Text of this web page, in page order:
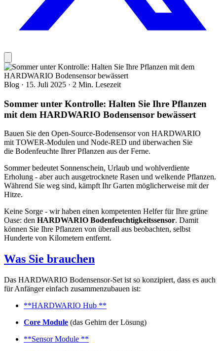
Blog · 15. Juli 2025 · 2 Min. Lesezeit
Sommer unter Kontrolle: Halten Sie Ihre Pflanzen
mit dem HARDWARIO Bodensensor bewässert
Bauen Sie den Open-Source-Bodensensor von HARDWARIO
mit TOWER-Modulen und Node-RED und überwachen Sie
die Bodenfeuchte Ihrer Pflanzen aus der Ferne.
Sommer bedeutet Sonnenschein, Urlaub und wohlverdiente
Erholung - aber auch ausgetrocknete Rasen und welkende Pflanzen.
Während Sie weg sind, kämpft Ihr Garten möglicherweise mit der
Hitze.
Keine Sorge - wir haben einen kompetenten Helfer für Ihre grüne
Oase: den HARDWARIO Bodenfeuchtigkeitssensor. Damit
können Sie Ihre Pflanzen von überall aus beobachten, selbst
Hunderte von Kilometern entfernt.
Was Sie brauchen
Das HARDWARIO Bodensensor-Set ist so konzipiert, dass es auch
für Anfänger einfach zusammenzubauen ist:
**HARDWARIO Hub **
Core Module (das Gehirn der Lösung)
**Sensor Module **